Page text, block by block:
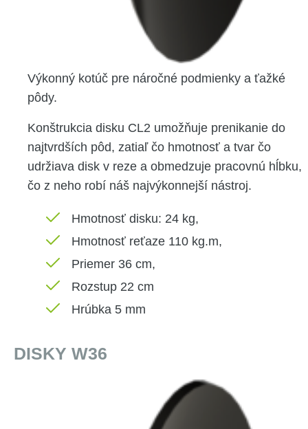
Výkonný kotúč pre náročné podmienky a ťažké
pôdy.
Konštrukcia disku CL2 umožňuje prenikanie do
najtvrdších pôd, zatiaľ čo hmotnosť a tvar čo
udržiava disk v reze a obmedzuje pracovnú hĺbku,
čo z neho robí náš najvýkonnejší nástroj.
Hmotnosť disku: 24 kg,
Hmotnosť reťaze 110 kg.m,
Priemer 36 cm,
Rozstup 22 cm
Hrúbka 5 mm
DISKY W36